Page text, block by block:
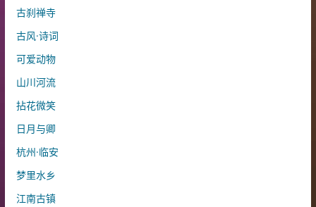
古刹禅寺
古风·诗词
可爱动物
山川河流
拈花微笑
日月与卿
杭州·临安
梦里水乡
江南古镇